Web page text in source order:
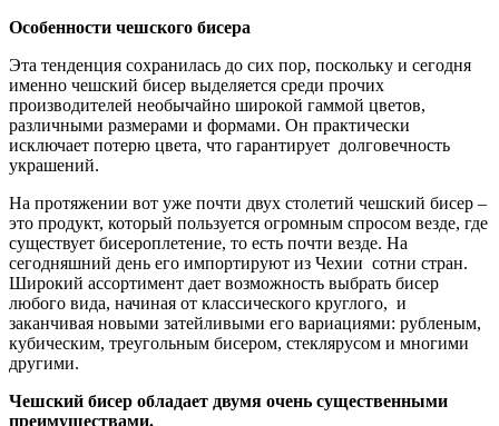
Особенности чешского бисера
Эта тенденция сохранилась до сих пор, поскольку и сегодня
именно чешский бисер выделяется среди прочих
производителей необычайно широкой гаммой цветов,
различными размерами и формами. Он практически
исключает потерю цвета, что гарантирует долговечность
украшений.
На протяжении вот уже почти двух столетий чешский бисер –
это продукт, который пользуется огромным спросом везде, где
существует бисероплетение, то есть почти везде. На
сегодняшний день его импортируют из Чехии сотни стран.
Широкий ассортимент дает возможность выбрать бисер
любого вида, начиная от классического круглого, и
заканчивая новыми затейливыми его вариациями: рубленым,
кубическим, треугольным бисером, стеклярусом и многими
другими.
Чешский бисер обладает двумя очень существенными
преимуществами.